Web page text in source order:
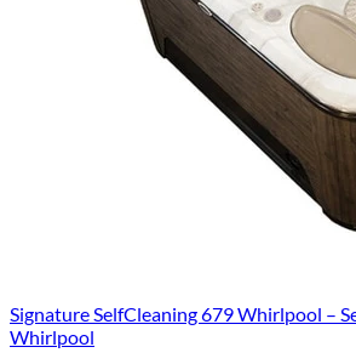
Signature SelfCleaning 679 Whirlpool –
Whirlpool